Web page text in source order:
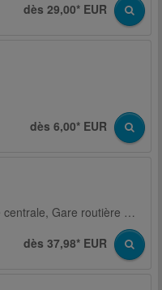
dès 29,00* EUR
dès 6,00* EUR
Ljubljana, Gare routière de la gare centrale, Gare routière principale
dès 37,98* EUR